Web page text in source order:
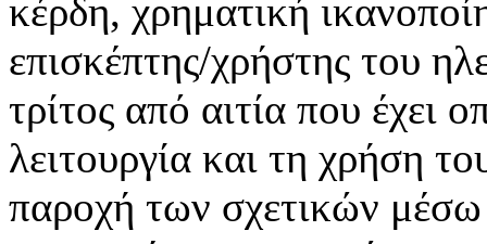
κέρδη, χρηματική
επισκέπτης/χρήστης του
τρίτος από αιτία που έχει
λειτουργία και τη χρήση
παροχή των σχετικών